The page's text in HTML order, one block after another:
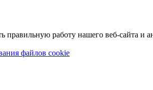
работу нашего веб-сайта и
файлов cookie